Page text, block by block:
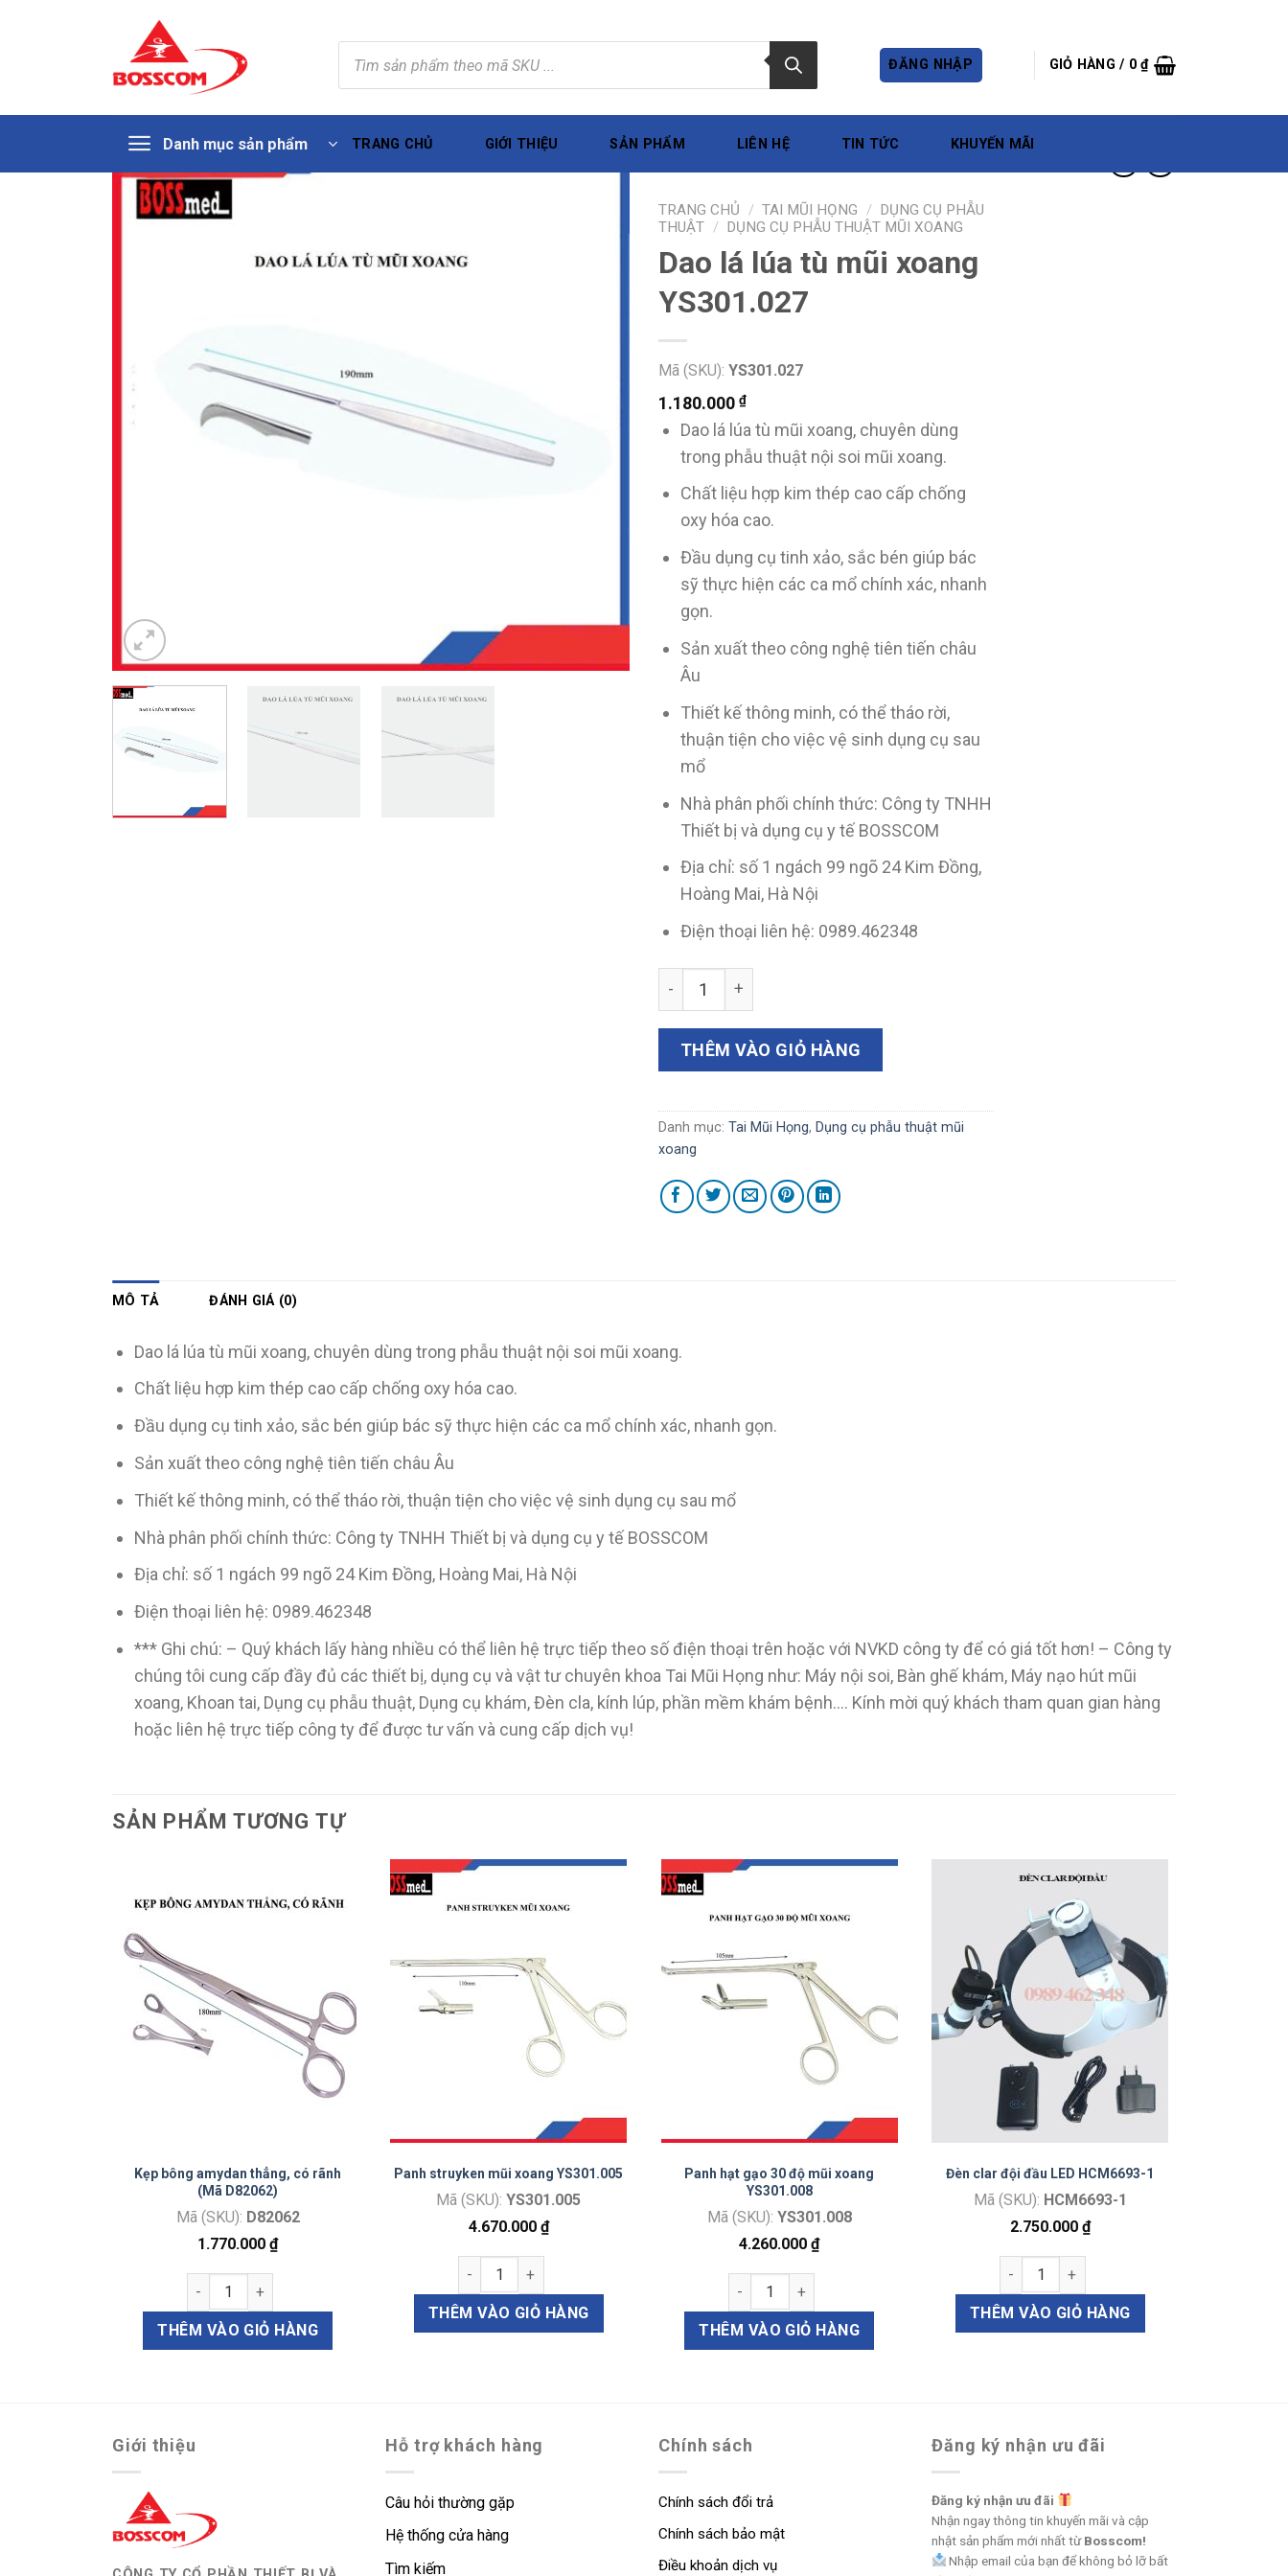
Tìm
kiếm
sản
phẩm
ĐĂNG NHẬP GIỎ HÀNG / 0₫
Danh mục sản phẩm TRANG CHỦ GIỚI THIỆU SẢN PHẨM LIÊN HỆ TIN TỨC KHUYẾN MÃI
TRANG CHỦ / TAI MŨI HỌNG / DỤNG CỤ PHẪU
THUẬT / DỤNG CỤ PHẪU THUẬT MŨI XOANG
Dao lá lúa tù mũi xoang
YS301.027
Mã (SKU): YS301.027
1.180.000 ₫
Dao lá lúa tù mũi xoang, chuyên dùng
trong phẫu thuật nội soi mũi xoang.
Chất liệu hợp kim thép cao cấp chống
oxy hóa cao.
Đầu dụng cụ tinh xảo, sắc bén giúp bác
sỹ thực hiện các ca mổ chính xác, nhanh
gọn.
Sản xuất theo công nghệ tiên tiến châu
Âu
Thiết kế thông minh, có thể tháo rời,
thuận tiện cho việc vệ sinh dụng cụ sau
mổ
Nhà phân phối chính thức: Công ty TNHH
Thiết bị và dụng cụ y tế BOSSCOM
Địa chỉ: số 1 ngách 99 ngõ 24 Kim Đồng,
Hoàng Mai, Hà Nội
Điện thoại liên hệ: 0989.462348
THÊM VÀO GIỎ HÀNG
Danh mục: Tai Mũi Họng, Dụng cụ phẫu thuật mũi
xoang
MÔ TẢ ĐÁNH GIÁ (0)
Dao lá lúa tù mũi xoang, chuyên dùng trong phẫu thuật nội soi mũi xoang.
Chất liệu hợp kim thép cao cấp chống oxy hóa cao.
Đầu dụng cụ tinh xảo, sắc bén giúp bác sỹ thực hiện các ca mổ chính xác, nhanh gọn.
Sản xuất theo công nghệ tiên tiến châu Âu
Thiết kế thông minh, có thể tháo rời, thuận tiện cho việc vệ sinh dụng cụ sau mổ
Nhà phân phối chính thức: Công ty TNHH Thiết bị và dụng cụ y tế BOSSCOM
Địa chỉ: số 1 ngách 99 ngõ 24 Kim Đồng, Hoàng Mai, Hà Nội
Điện thoại liên hệ: 0989.462348
*** Ghi chú: – Quý khách lấy hàng nhiều có thể liên hệ trực tiếp theo số điện thoại trên hoặc với NVKD công ty để có giá tốt hơn! – Công ty
chúng tôi cung cấp đầy đủ các thiết bị, dụng cụ và vật tư chuyên khoa Tai Mũi Họng như: Máy nội soi, Bàn ghế khám, Máy nạo hút mũi
xoang, Khoan tai, Dụng cụ phẫu thuật, Dụng cụ khám, Đèn cla, kính lúp, phần mềm khám bệnh…. Kính mời quý khách tham quan gian hàng
hoặc liên hệ trực tiếp công ty để được tư vấn và cung cấp dịch vụ!
SẢN PHẨM TƯƠNG TỰ
Kẹp bông amydan thẳng, có rãnh
(Mã D82062)
Mã (SKU): D82062
1.770.000₫
Kẹp bông amydan thẳng, có rãnh (Mã D82062) số lượng
THÊM VÀO GIỎ HÀNG
Panh struyken mũi xoang YS301.005
Mã (SKU): YS301.005
4.670.000 ₫
Panh struyken mũi xoang YS301.005 số lượng
THÊM VÀO GIỎ HÀNG
Panh hạt gạo 30 độ mũi xoang
YS301.008
Mã (SKU): YS301.008
4.260.000₫
Panh hạt gạo 30 độ mũi xoang YS301.008 số lượng
THÊM VÀO GIỎ HÀNG
Đèn clar đội đầu LED HCM6693-1
Mã (SKU): HCM6693-1
2.750.000 ₫
Đèn clar đội đầu LED HCM6693-1 số lượng
THÊM VÀO GIỎ HÀNG
Giới thiệu Hỗ trợ khách hàng
Câu hỏi thường gặp
Hệ thống cửa hàng
Tìm kiếm
Chính sách
Chính sách đổi trả
Chính sách bảo mật
Điều khoản dịch vụ
Đăng ký nhận ưu đãi
Đăng ký nhận ưu đãi
Nhận ngay thông tin khuyến mãi và cập
nhật sản phẩm mới nhất từBosscom!
Nhập email của bạn để không bỏ lỡ bất